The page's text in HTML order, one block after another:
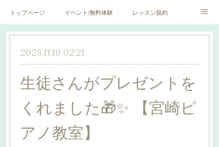
トップページ イベント/無料体験 レッスン規約
blog♪ SNS♪
2023.11.19 02:21
生徒さんがプレゼントを
くれました🎁✨ 【宮崎ピ
アノ教室】